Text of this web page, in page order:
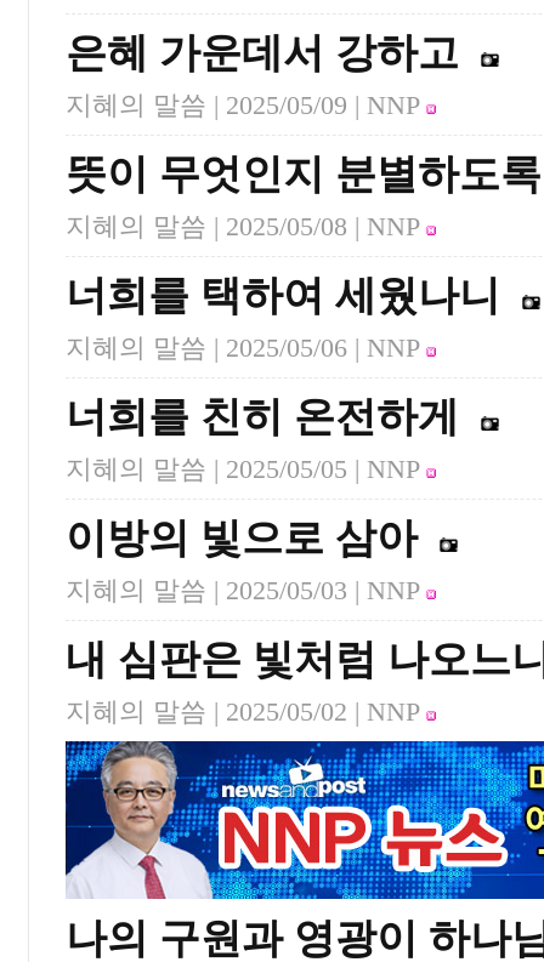
은혜 가운데서 강하고
지혜의 말씀 | 2025/05/09 | NNP
뜻이 무엇인지 분별하도
지혜의 말씀 | 2025/05/08 | NNP
너희를 택하여 세웠나니
지혜의 말씀 | 2025/05/06 | NNP
너희를 친히 온전하게
지혜의 말씀 | 2025/05/05 | NNP
이방의 빛으로 삼아
지혜의 말씀 | 2025/05/03 | NNP
내 심판은 빛처럼 나오느
지혜의 말씀 | 2025/05/02 | NNP
나의 구원과 영광이 하나